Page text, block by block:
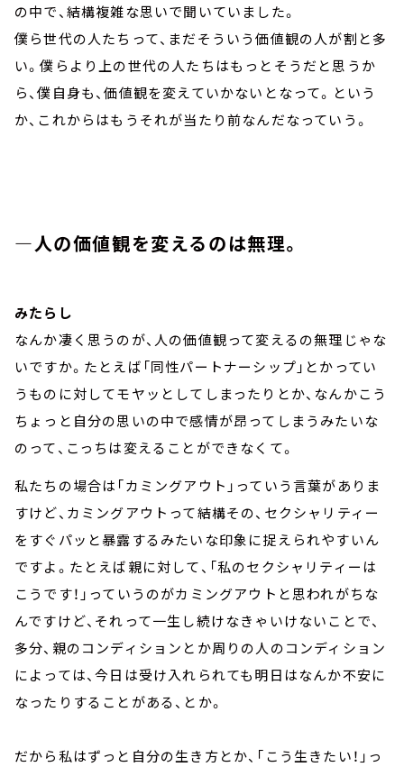
の中で、結構複雑な思いで聞いていました。
僕ら世代の人たちって、まだそういう価値観の人が割と多
い。僕らより上の世代の人たちはもっとそうだと思うか
ら、僕自身も、価値観を変えていかないとなって。という
か、これからはもうそれが当たり前なんだなっていう。
―人の価値観を変えるのは無理。
みたらし
なんか凄く思うのが、人の価値観って変えるの無理じゃな
いですか。たとえば「同性パートナーシップ」とかってい
うものに対してモヤッとしてしまったりとか、なんかこう
ちょっと自分の思いの中で感情が昂ってしまうみたいな
のって、こっちは変えることができなくて。
私たちの場合は「カミングアウト」っていう言葉がありま
すけど、カミングアウトって結構その、セクシャリティー
をすぐパッと暴露するみたいな印象に捉えられやすいん
ですよ。たとえば親に対して、「私のセクシャリティーは
こうです！」っていうのがカミングアウトと思われがちな
んですけど、それって一生し続けなきゃいけないことで、
多分、親のコンディションとか周りの人のコンディション
によっては、今日は受け入れられても明日はなんか不安に
なったりすることがある、とか。
だから私はずっと自分の生き方とか、「こう生きたい！」っ